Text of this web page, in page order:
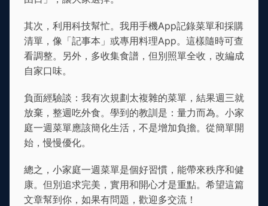
其次，利用科技幫忙。我用手機App記錄菜單和採購
清單，像「記事本」或專用料理App。這樣隨時可查
看調整。另外，多收集食譜，但別照單全收，改編成
自家口味。
負面經驗談：我有次規劃太複雜的菜單，結果週三就
放棄，整週吃外食。學到的教訓是：量力而為。小家
庭一週菜單應該簡化生活，不是增加負擔。從簡單開
始，慢慢優化。
總之，小家庭一週菜單是個好習慣，能帶來秩序和健
康。但別追求完美，實用和開心才是重點。希望這篇
文章幫到你，如果有問題，歡迎多交流！